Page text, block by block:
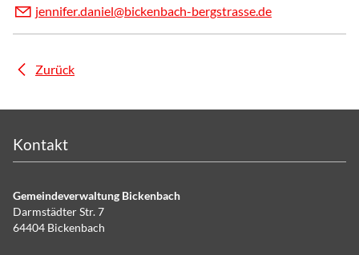
j nn f rd n l b ck nb ch-b rgstr ss d
Zurück
Kontakt
Gemeindeverwaltung Bickenbach
Darmstädter Str. 7
64404 Bickenbach